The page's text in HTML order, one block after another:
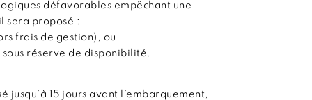
défavorables empêchant une
sera proposé :
frais de gestion), ou
réserve de disponibilité.
jusqu’à 15 jours avant l’embarquement,